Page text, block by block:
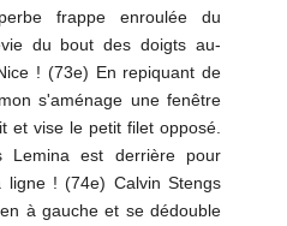
frappe enroulée du
du bout des doigts au-
! (73e) En repiquant de
s'aménage une fenêtre
et vise le petit filet opposé.
Lemina est derrière pour
! (74e) Calvin Stengs
à gauche et se dédouble